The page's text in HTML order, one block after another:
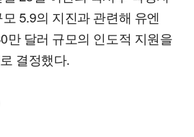
5.9의 지진과 관련해 유엔
만 달러 규모의 인도적 지원을
결정했다.